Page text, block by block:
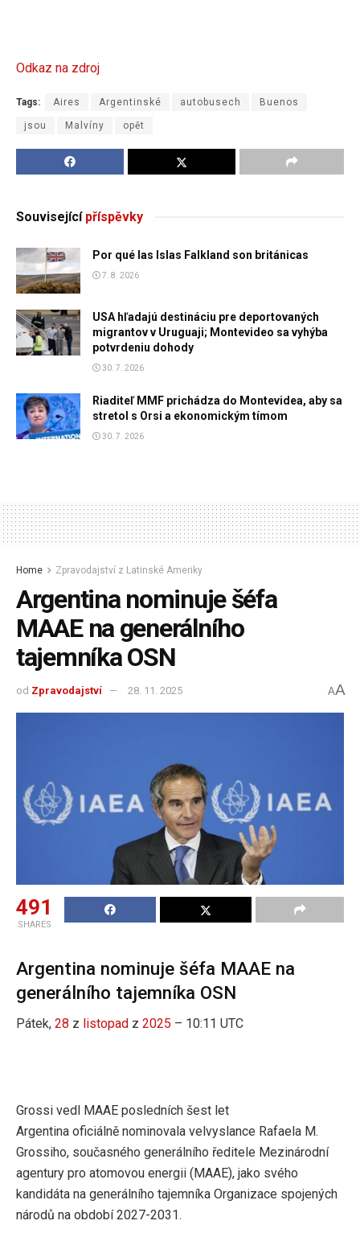
Odkaz na zdroj
Tags: Aires Argentinské autobusech Buenos
jsou Malvíny opět
Souvisejícípříspěvky
Por qué las Islas Falkland son británicas
7. 8. 2026
USA hľadajú destináciu pre deportovaných
migrantov v Uruguaji; Montevideo sa vyhýba
potvrdeniu dohody
30. 7. 2026
Riaditeľ MMF prichádza do Montevidea, aby sa
stretol s Orsi a ekonomickým tímom
30. 7. 2026
Home Zpravodajství z Latinské Ameriky
Argentina nominuje šéfa
MAAE na generálního
tajemníka OSN
od Zpravodajství 28. 11. 2025 AA
491
SHARES
Argentina nominuje šéfa MAAE na
generálního tajemníka OSN
Pátek, 28 z listopad z 2025 – 10:11 UTC
Grossi vedl MAAE posledních šest let
Argentina oficiálně nominovala velvyslance Rafaela M.
Grossiho, současného generálního ředitele Mezinárodní
agentury pro atomovou energii (MAAE), jako svého
kandidáta na generálního tajemníka Organizace spojených
národů na období 2027-2031.